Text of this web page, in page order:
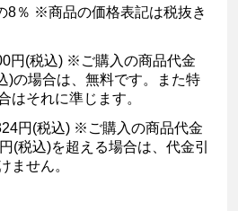
8％ ※商品の価格表記は税抜き
円(税込) ※ご購入の商品代金
)の場合は、無料です。また特
はそれに準じます。
円(税込) ※ご購入の商品代金
(税込)を超える場合は、代金引
ません。